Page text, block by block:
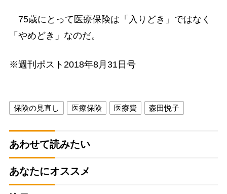
75歳にとって医療保険は「入りどき」ではなく
「やめどき」なのだ。
※週刊ポスト2018年8月31日号
保険の見直し 医療保険 医療費 森田悦子
あわせて読みたい
あなたにオススメ